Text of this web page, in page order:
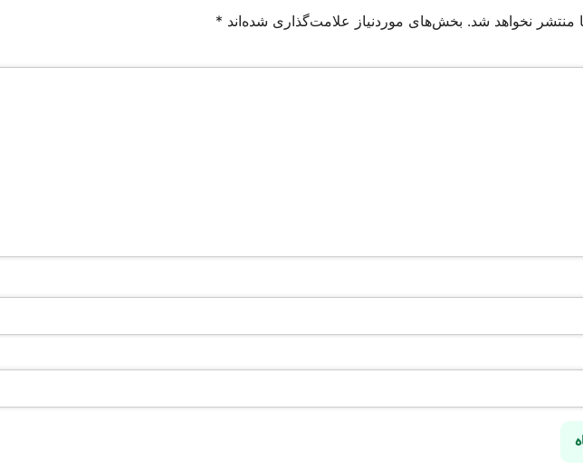
منتشر نخواهد شد. بخش‌های موردنیاز علامت‌گذاری شده‌اند *